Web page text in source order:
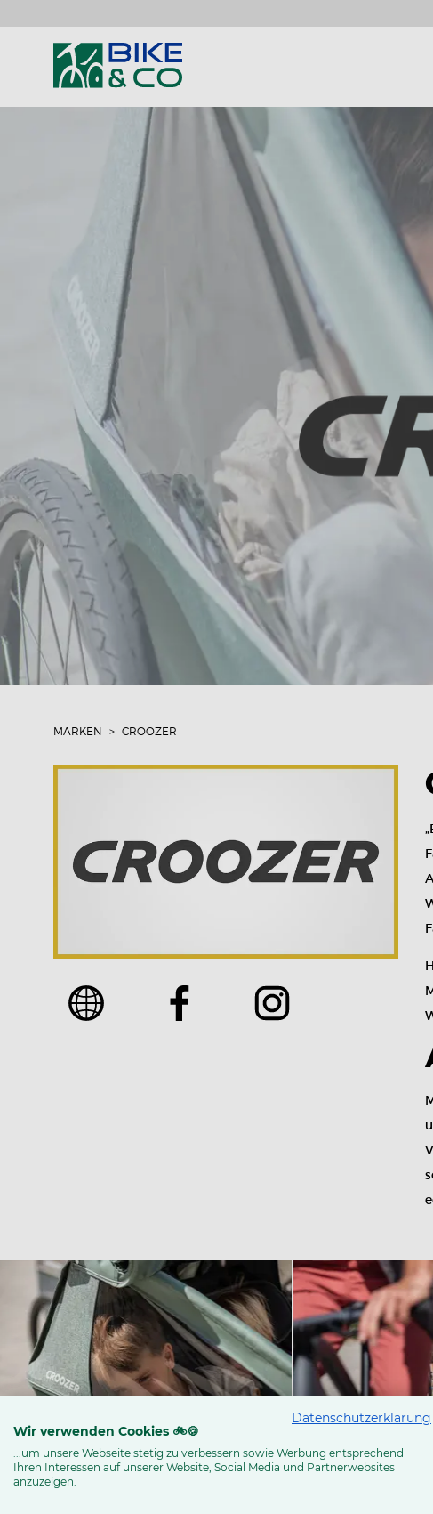
MARKEN CROOZER
Datenschutzerklärung
Wir verwenden Cookies 🚲🍪
...um unsere Webseite stetig zu verbessern sowie Werbung entsprechend
Ihren Interessen auf unserer Website, Social Media und Partnerwebsites
anzuzeigen.